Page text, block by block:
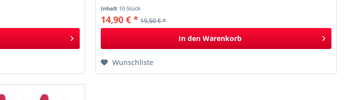
Inhalt 10 Stück
14,90 € * 19,50 € *
In den Warenkorb
Wunschliste